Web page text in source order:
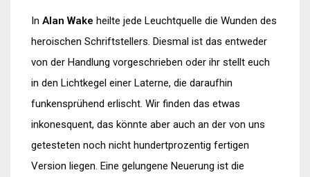
In Alan Wake heilte jede Leuchtquelle die Wunden des
heroischen Schriftstellers. Diesmal ist das entweder
von der Handlung vorgeschrieben oder ihr stellt euch
in den Lichtkegel einer Laterne, die daraufhin
funkensprühend erlischt. Wir finden das etwas
inkonesquent, das könnte aber auch an der von uns
getesteten noch nicht hundertprozentig fertigen
Version liegen. Eine gelungene Neuerung ist die